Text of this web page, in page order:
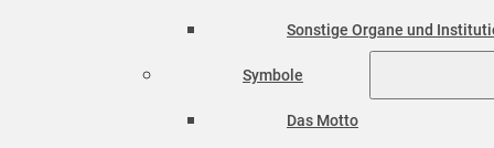
Sonstige Organe und
Symbole
Das Motto